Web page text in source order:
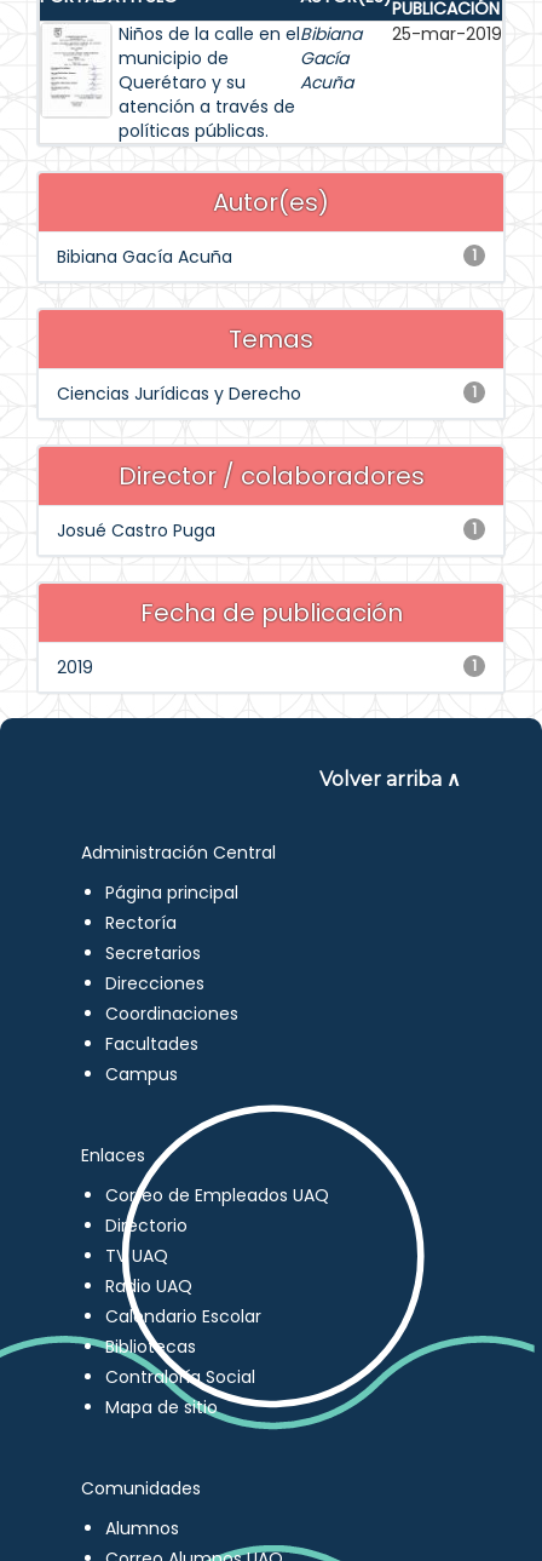
PUBLICACIÓN
Niños de la calle en el
municipio de
Querétaro y su
atención a través de
políticas públicas.
Bibiana
Gacía
Acuña
25-mar-2019
Autor(es)
1
Bibiana Gacía Acuña
Temas
1
Ciencias Jurídicas y Derecho
Director / colaboradores
1
Josué Castro Puga
Fecha de publicación
1
2019
Volver arriba ∧
Administración Central
Página principal
Rectoría
Secretarios
Direcciones
Coordinaciones
Facultades
Campus
Enlaces
Correo de Empleados UAQ
Directorio
TV UAQ
Radio UAQ
Calendario Escolar
Bibliotecas
Contraloría Social
Mapa de sitio
Comunidades
Alumnos